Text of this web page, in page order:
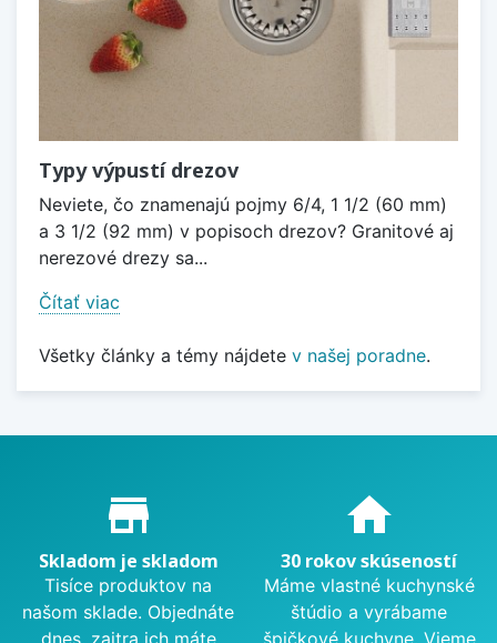
Typy výpustí drezov
Neviete, čo znamenajú pojmy 6/4, 1 1/2 (60 mm)
a 3 1/2 (92 mm) v popisoch drezov? Granitové aj
nerezové drezy sa...
Čítať viac
Všetky články a témy nájdete v našej poradne.
Proč nakupovat u nás?
store_mall_directory
Skladom je skladom
Tisíce produktov na
našom sklade. Objednáte
home
30 rokov skúseností
Máme vlastné kuchynské
štúdio a vyrábame